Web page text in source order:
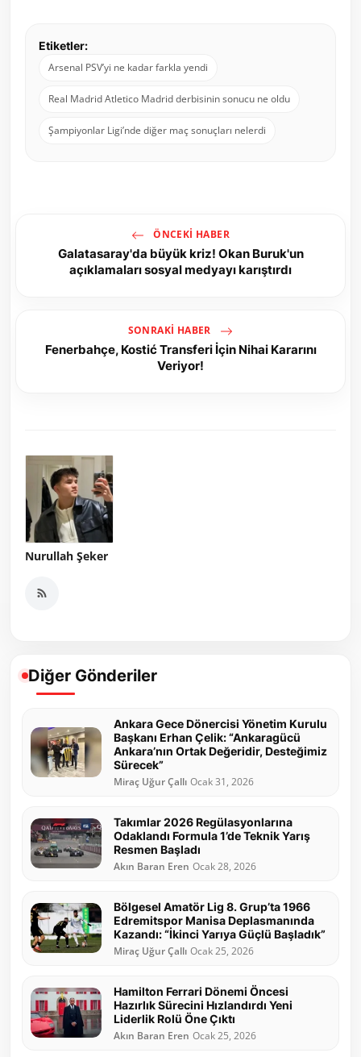
Etiketler:
Arsenal PSV’yi ne kadar farkla yendi
Real Madrid Atletico Madrid derbisinin sonucu ne oldu
Şampiyonlar Ligi’nde diğer maç sonuçları nelerdi
ÖNCEKI HABER
Galatasaray'da büyük kriz! Okan Buruk'un
açıklamaları sosyal medyayı karıştırdı
SONRAKI HABER
Fenerbahçe, Kostić Transferi İçin Nihai Kararını
Veriyor!
Nurullah Şeker
Diğer Gönderiler
Ankara Gece Dönercisi Yönetim Kurulu
Başkanı Erhan Çelik: “Ankaragücü
Ankara’nın Ortak Değeridir, Desteğimiz
Sürecek”
Miraç Uğur Çallı Ocak 31, 2026
Takımlar 2026 Regülasyonlarına
Odaklandı Formula 1’de Teknik Yarış
Resmen Başladı
Akın Baran Eren Ocak 28, 2026
Bölgesel Amatör Lig 8. Grup’ta 1966
Edremitspor Manisa Deplasmanında
Kazandı: “İkinci Yarıya Güçlü Başladık”
Miraç Uğur Çallı Ocak 25, 2026
Hamilton Ferrari Dönemi Öncesi
Hazırlık Sürecini Hızlandırdı Yeni
Liderlik Rolü Öne Çıktı
Akın Baran Eren Ocak 25, 2026